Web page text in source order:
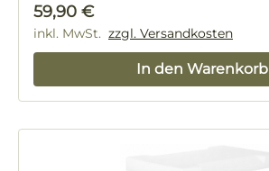
Regulärer Preis:
59,90 €
inkl. MwSt. zzgl. Versandkosten
In den Warenkorb